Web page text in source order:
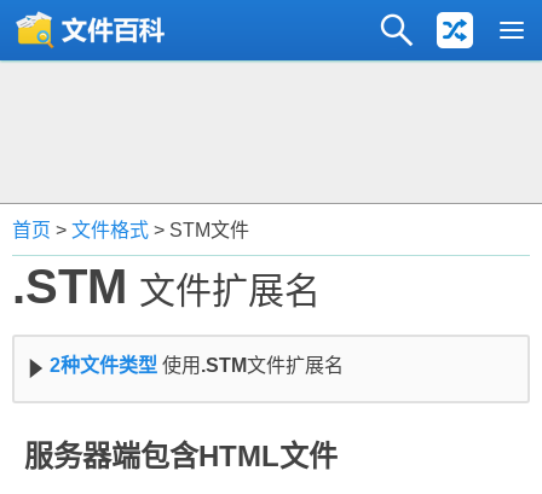
首页 > 文件格式 > STM文件
.STM 文件扩展名
2种文件类型 使用 .STM文件扩展名
服务器端包含HTML文件